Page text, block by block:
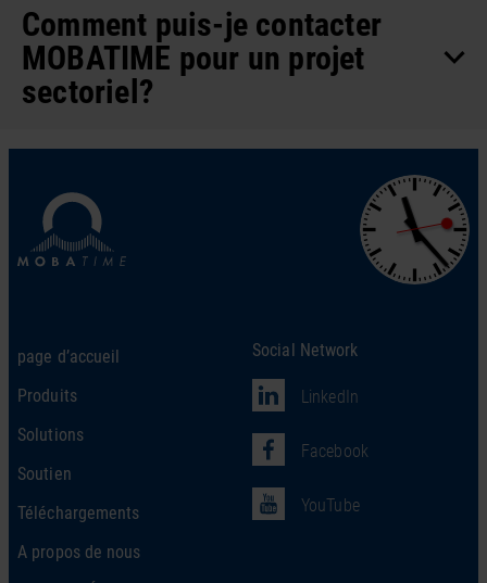
Comment puis-je contacter
MOBATIME pour un projet
sectoriel?
page d’accueil
Produits
Solutions
Soutien
Téléchargements
A propos de nous
Social Network
LinkedIn
Facebook
YouTube